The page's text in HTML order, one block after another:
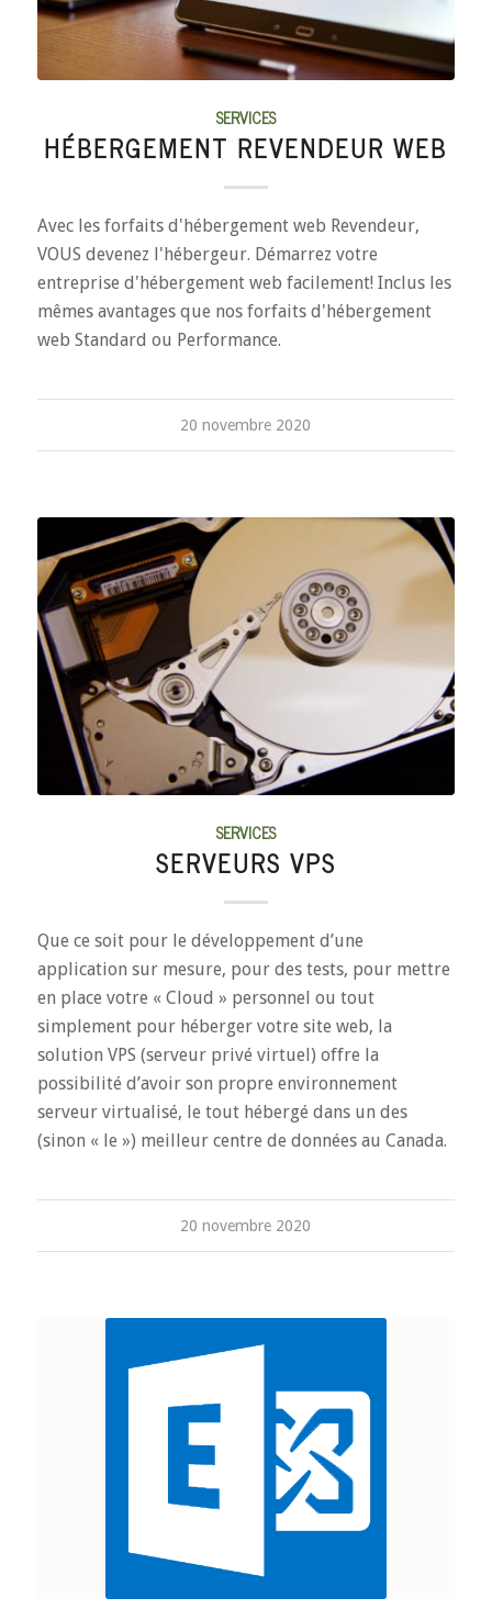
SERVICES
HÉBERGEMENT REVENDEUR WEB
Avec les forfaits d'hébergement web Revendeur,
VOUS devenez l'hébergeur. Démarrez votre
entreprise d'hébergement web facilement! Inclus les
mêmes avantages que nos forfaits d'hébergement
web Standard ou Performance.
20 novembre 2020
SERVICES
SERVEURS VPS
Que ce soit pour le développement d’une
application sur mesure, pour des tests, pour mettre
en place votre « Cloud » personnel ou tout
simplement pour héberger votre site web, la
solution VPS (serveur privé virtuel) offre la
possibilité d’avoir son propre environnement
serveur virtualisé, le tout hébergé dans un des
(sinon « le ») meilleur centre de données au Canada.
20 novembre 2020